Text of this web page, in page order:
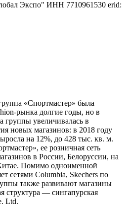
Экспо" ИНН 7710961530 erid:
«Спортмастер» была
рынка долгие годы, но в
группы увеличивалась в
новых магазинов: в 2018 году
на 12%, до 428 тыс. кв. м.
ее розничная сеть
в России, Белоруссии, на
Помимо одноименной
сетями Columbia, Skechers по
также развивают магазины
структура — сингапурская
Ltd.